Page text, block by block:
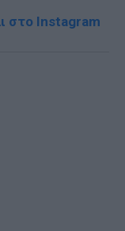
στο Instagram